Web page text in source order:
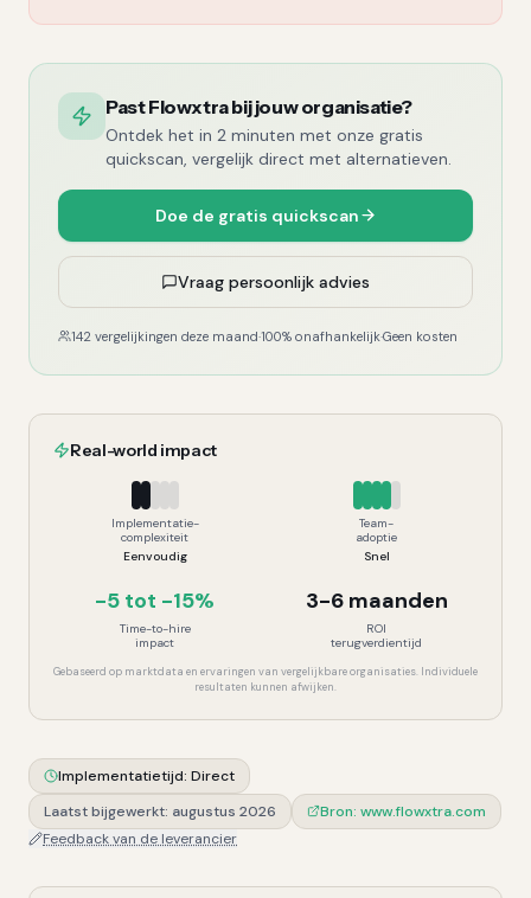
Past Flowxtra bij jouw organisatie?
Ontdek het in 2 minuten met onze gratis
quickscan, vergelijk direct met alternatieven.
Doe de gratis quickscan
Vraag persoonlijk advies
142 vergelijkingen deze maand·100% onafhankelijk·Geen kosten
Real-world impact
Implementatie-
complexiteit
Eenvoudig
Team-
adoptie
Snel
-5 tot -15%
Time-to-hire
impact
3-6 maanden
ROI
terugverdientijd
Gebaseerd op marktdata en ervaringen van vergelijkbare organisaties. Individuele
resultaten kunnen afwijken.
Implementatietijd: Direct
Laatst bijgewerkt: augustus 2026 Bron: www.flowxtra.com
Feedback van de leverancier